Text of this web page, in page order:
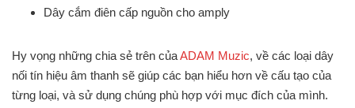
Dây cắm điên cấp nguồn cho amply
Hy vọng những chia sẻ trên củaADAM Muzic, về các loại dây
nối tín hiệu âm thanh sẽ giúp các bạn hiểu hơn về cấu tạo của
từng loại, và sử dụng chúng phù hợp với mục đích của mình.